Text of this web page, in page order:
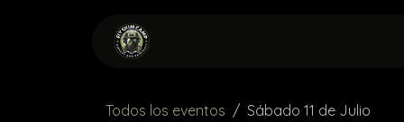
Todos los eventos Sábado 11 de Julio